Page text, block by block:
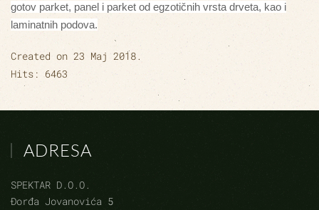
gotov parket, panel i parket od egzotičnih vrsta drveta, kao i
laminatnih podova.
Created on 23 Maj 2018.
Hits: 6463
ADRESA
SPEKTAR D.O.O.
Đorđa Jovanovića 5